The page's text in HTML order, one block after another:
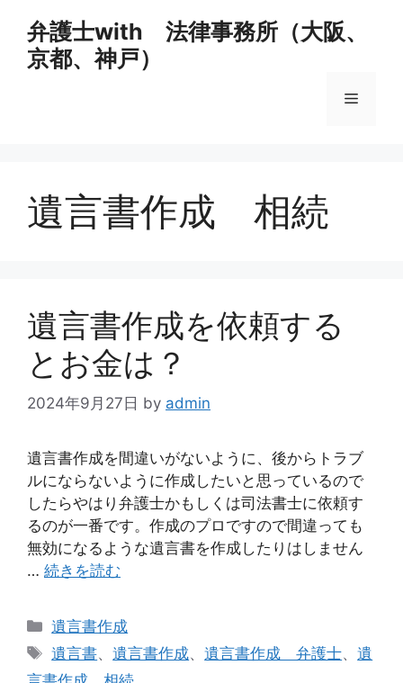
弁護士with 法律事務所（大阪、
京都、神戸）
メ
遺言書作成 相続
遺言書作成を依頼する
とお金は？
2024年9月27日 by admin
遺言書作成を間違いがないように、後からトラブ
ルにならないように作成したいと思っているので
したらやはり弁護士かもしくは司法書士に依頼す
るのが一番です。作成のプロですので間違っても
無効になるような遺言書を作成したりはしません
… 続きを読む
カ
テ
遺言書作成
タ
グ
遺言書、遺言書作成、遺言書作成 弁護士、遺